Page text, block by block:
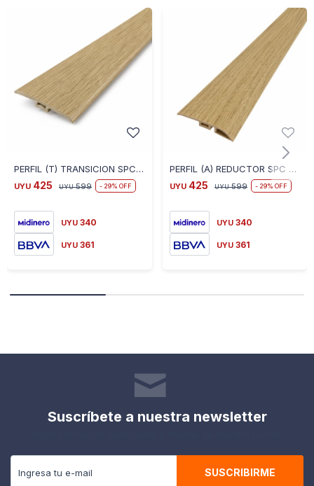
PERFIL (T) TRANSICION SPC 2.40 M LINEAL COLOR ROBLE CLARO O5002 - ROBLE CLARO
UYU 425 UYU 599 29
UYU 340
UYU 361
PERFIL (A) REDUCTOR SPC 2.40 M LINEAL COLOR ROBLE CLARO O5002 - ROBLE CLARO
UYU 425 UYU 599 29
UYU 340
UYU 361
Suscríbete a nuestra newsletter
SUSCRIBIRME